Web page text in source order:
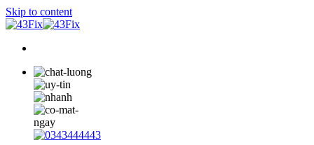
Skip to content